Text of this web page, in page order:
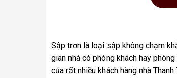
Sập trơn là loại sập không chạm
gian nhà có phòng khách hay
của rất nhiều khách hàng nhà Thanh